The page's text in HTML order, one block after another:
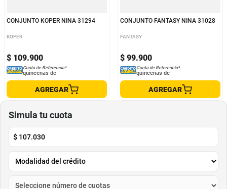
CONJUNTO KOPER NINA 31294
KOPER
$ 109.900
Cuota de Referencia*
quincenas de
AGREGAR
CONJUNTO FANTASY NINA 31028
FANTASY
$ 99.900
Cuota de Referencia*
quincenas de
AGREGAR
Simula tu cuota
$ 107.030